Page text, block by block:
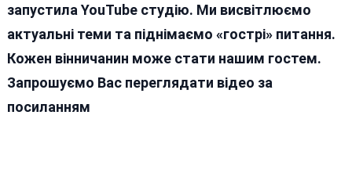
запустила YouTube студію. Ми висвітлюємо
актуальні теми та піднімаємо «гострі» питання.
Кожен вінничанин може стати нашим гостем.
Запрошуємо Вас переглядати відео за
посиланням